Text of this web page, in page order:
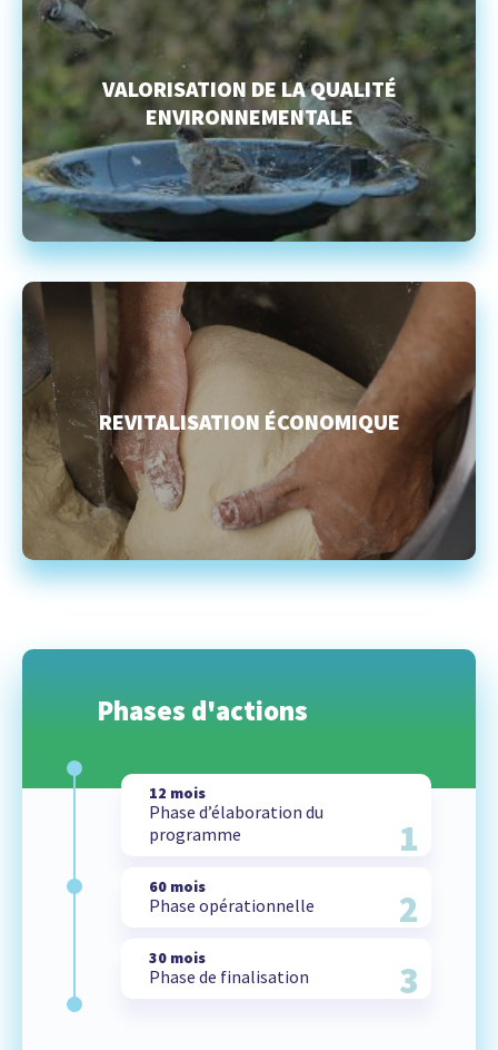
VALORISATION DE LA QUALITÉ
ENVIRONNEMENTALE
REVITALISATION ÉCONOMIQUE
Phases d'actions
12 mois
Phase d’élaboration du
programme
1
60 mois
Phase opérationnelle 2
30 mois
Phase de finalisation 3